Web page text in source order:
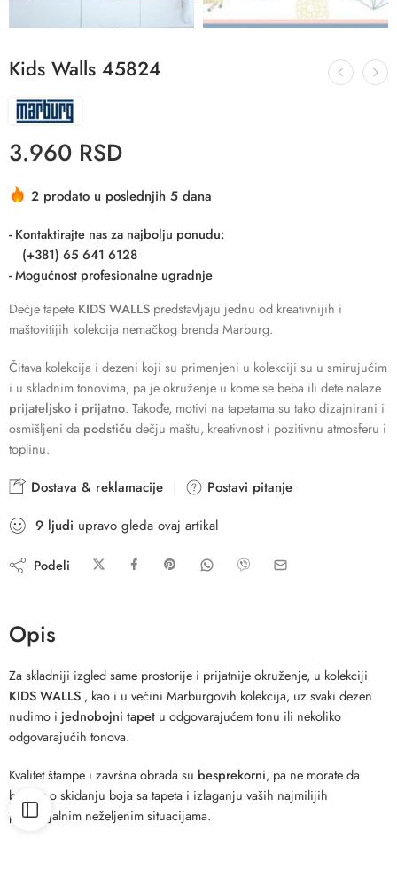
Kids Walls 45824
3.960 RSD
2 prodato u poslednjih 5 dana
- Kontaktirajte nas za najbolju ponudu:
(+381) 65 641 6128
- Mogućnost profesionalne ugradnje
Dečje tapete KIDS WALLS predstavljaju jednu od kreativnijih i
maštovitijih kolekcija nemačkog brenda Marburg.
Čitava kolekcija i dezeni koji su primenjeni u kolekciji su u smirujućim
i u skladnim tonovima, pa je okruženje u kome se beba ili dete nalaze
prijateljsko i prijatno. Takođe, motivi na tapetama su tako dizajnirani i
osmišljeni da podstiču dečju maštu, kreativnost i pozitivnu atmosferu i
toplinu.
Dostava & reklamacije
Postavi pitanje
9 ljudi upravo gleda ovaj artikal
Podeli
Opis
Za skladniji izgled same prostorije i prijatnije okruženje, u kolekciji
KIDS WALLS , kao i u većini Marburgovih kolekcija, uz svaki dezen
nudimo i jednobojni tapet u odgovarajućem tonu ili nekoliko
odgovarajućih tonova.
Kvalitet štampe i završna obrada su besprekorni, pa ne morate da
brinete o skidanju boja sa tapeta i izlaganju vaših najmilijih
potencijalnim neželjenim situacijama.